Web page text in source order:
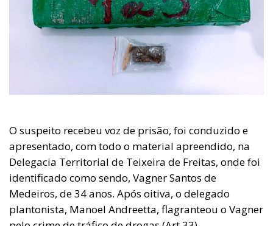
O suspeito recebeu voz de prisão, foi conduzido e
apresentado, com todo o material apreendido, na
Delegacia Territorial de Teixeira de Freitas, onde foi
identificado como sendo, Vagner Santos de
Medeiros, de 34 anos. Após oitiva, o delegado
plantonista, Manoel Andreetta, flagranteou o Vagner